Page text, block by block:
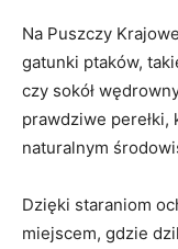
Na Puszczy
gatunki ptaków,
czy sokół
prawdziwe
naturalnym
Dzięki staraniom
miejscem, gdzie